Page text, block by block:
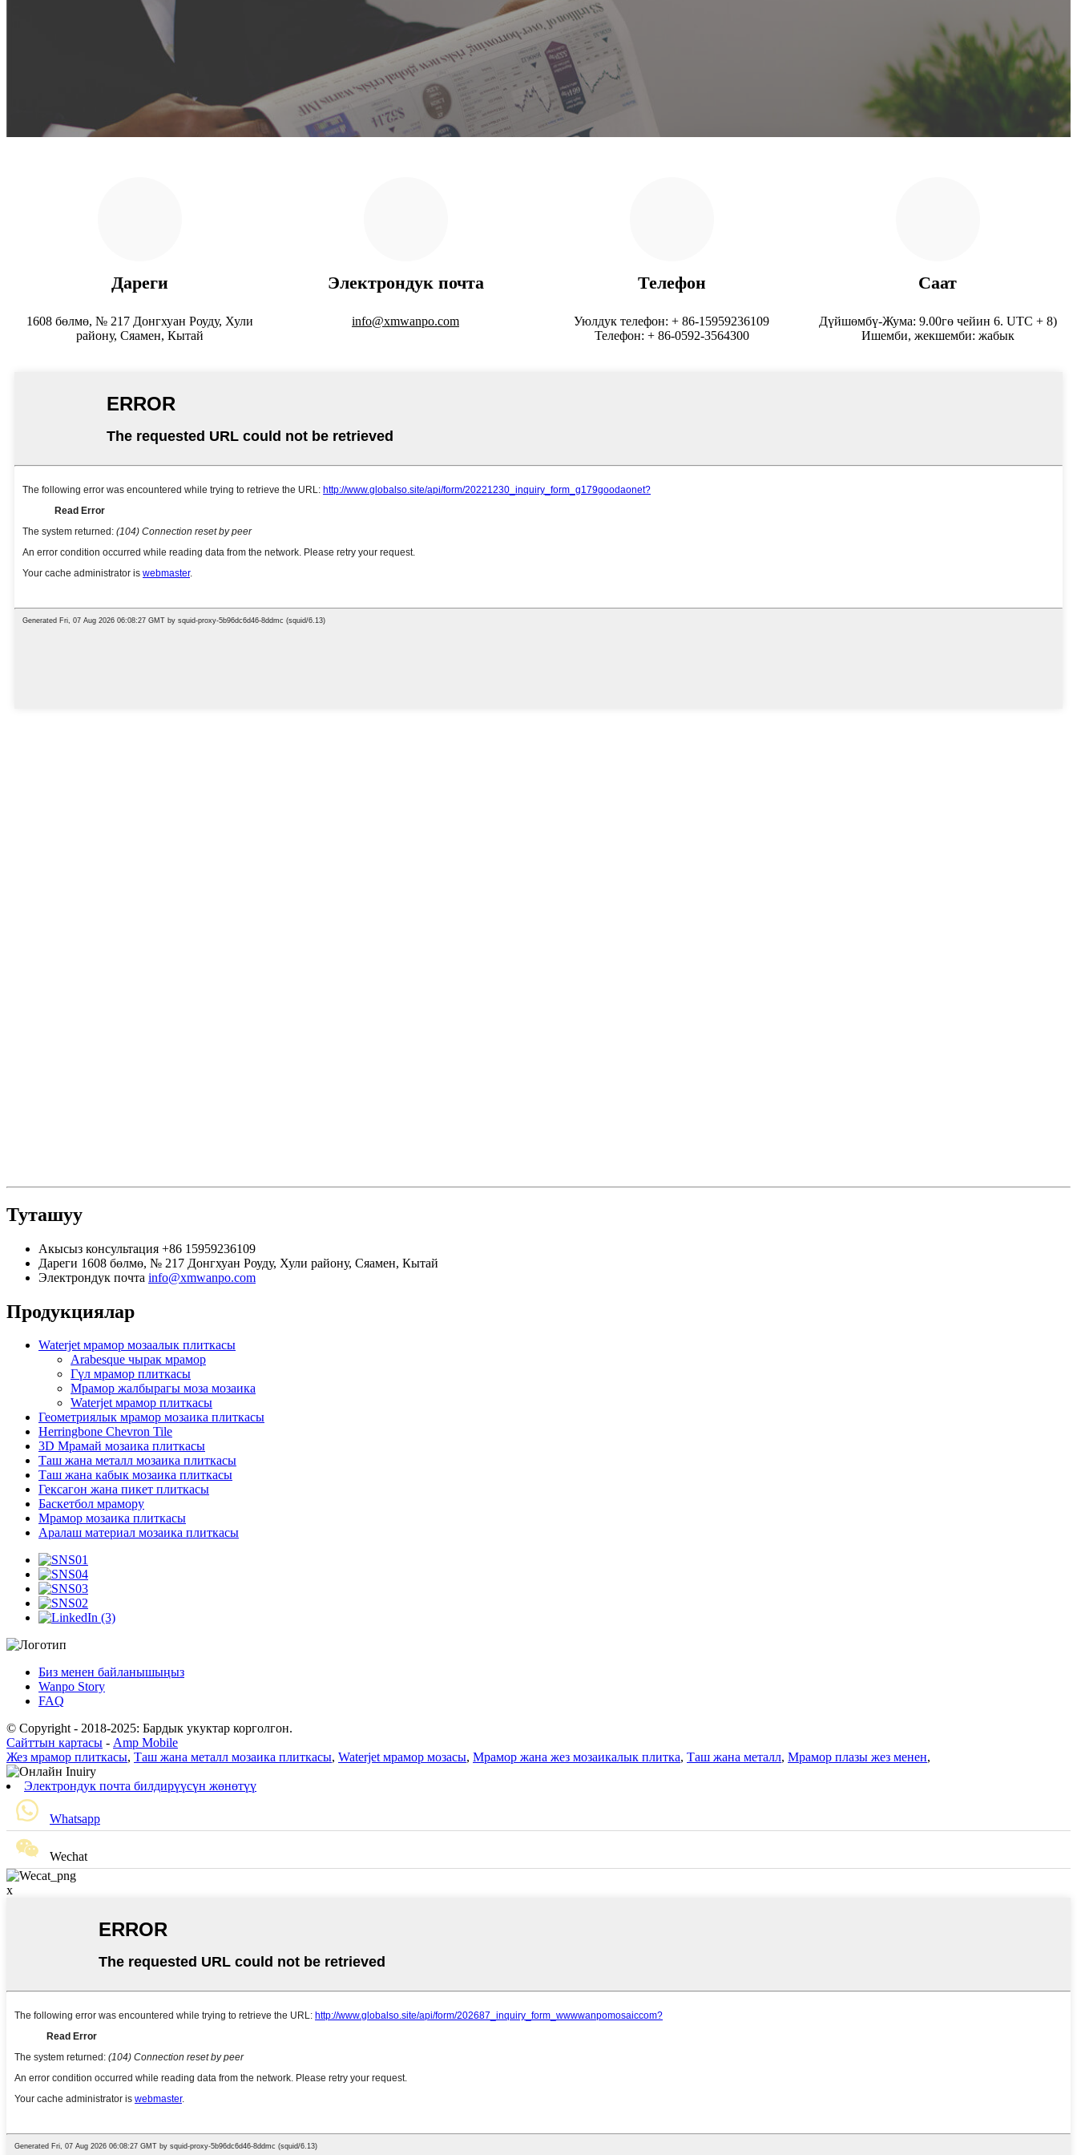
Дареги
1608 бөлмө, № 217 Донгхуан Роуду, Хули
району, Сяамен, Кытай
Электрондук почта
info@xmwanpo.com
Телефон
Уюлдук телефон: + 86-15959236109
Телефон: + 86-0592-3564300
Саат
Дүйшөмбү-Жума: 9.00гө чейин 6. UTC + 8)
Ишемби, жекшемби: жабык
Туташуу
Акысыз консультация +86 15959236109
Дареги 1608 бөлмө, № 217 Донгхуан Роуду, Хули району, Сяамен, Кытай
Электрондук почта info@xmwanpo.com
Продукциялар
Waterjet мрамор мозаалык плиткасы
Arabesque чырак мрамор
Гүл мрамор плиткасы
Мрамор жалбырагы моза мозаика
Waterjet мрамор плиткасы
Геометриялык мрамор мозаика плиткасы
Herringbone Chevron Tile
3D Мрамай мозаика плиткасы
Таш жана металл мозаика плиткасы
Таш жана кабык мозаика плиткасы
Гексагон жана пикет плиткасы
Баскетбол мрамору
Мрамор мозаика плиткасы
Аралаш материал мозаика плиткасы
Биз менен байланышыңыз
Wanpo Story
FAQ
© Copyright - 2018-2025: Бардык укуктар корголгон.
Сайттын картасы - Amp Mobile
Жез мрамор плиткасы, Таш жана металл мозаика плиткасы, Waterjet мрамор мозасы, Мрамор жана жез мозаикалык плитка, Таш жана металл, Мрамор плазы жез менен,
Электрондук почта билдирүүсүн жөнөтүү
Whatsapp
Wechat
x